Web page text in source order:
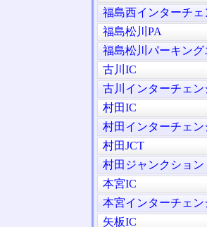
福島西インターチェ
福島松川PA
福島松川パーキング
古川IC
古川インターチェン
村田IC
村田インターチェン
村田JCT
村田ジャンクション
本宮IC
本宮インターチェン
矢板IC